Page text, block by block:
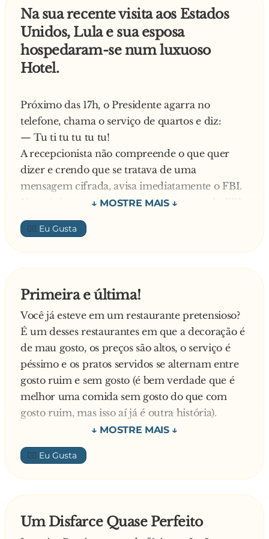
vagina.
Nisso chega a mãe da garota, que pergunta:
Com um sorriso amarelo, ela responde,
disfarçando:
— É... Tô fazendo ginástica, mãe... Ginástica!
buraco aí no chão, hein!
Na sua recente visita aos Estados
Unidos, Lula e sua esposa
hospedaram-se num luxuoso
Hotel.
Próximo das 17h, o Presidente agarra no
telefone, chama o serviço de quartos e diz:
— Tu ti tu tu tu tu!
A recepcionista não compreende o que quer
dizer e crendo que se tratava de uma
mensagem cifrada, avisa imediatamente o FBI.
Num ápice, apresentam-se dois agentes do FBI
e após horas de observação e estudos não
conseguem decifrar a mensagem decidem
então, chamar a CIA.
Os serviços secretos mandam mais dois agentes
decifrar a mensagem, mas sem qualquer
resultado.
Entretanto, Lula, volta a telefonar para a
recepcionista, agentes do FBI e da CIA ouvem a
mensagem:
— Tu ti tu tu tu tu!
Desesperados os agentes resolvem chamar o
tradutor oficial da língua portuguesa.
Um caça supersônico do Pentágono pousa
instantes depois no aeroporto Kennedy, o
respectivo tradutor oficial é conduzido sem
mais delongas ao Hotel.
Chegado ao hotel e posto a par da situação o
do Lula e descobre o mistério.
👍🏼
Primeira e última!
Você já esteve em um restaurante pretensioso?
É um desses restaurantes em que a decoração é
de mau gosto, os preços são altos, o serviço é
péssimo e os pratos servidos se alternam entre
gosto ruim e sem gosto (é bem verdade que é
melhor uma comida sem gosto do que com
gosto ruim, mas isso aí já é outra história).
Sexta-feira à noite entra num desses
restaurantes um porco espinho. Ele procura
uma mesa, senta e chama o garçom. O garçom
espinho falar. Mas fica na dele, não comenta
👍🏼
Um Disfarce Quase Perfeito